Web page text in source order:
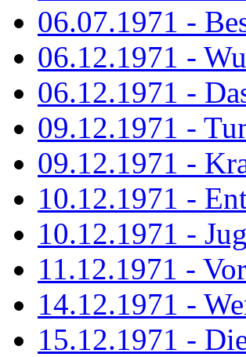
06.07.1971 -
06.12.1971 -
06.12.1971 -
09.12.1971 -
09.12.1971 -
10.12.1971 -
10.12.1971 -
11.12.1971 -
14.12.1971 -
15.12.1971 -